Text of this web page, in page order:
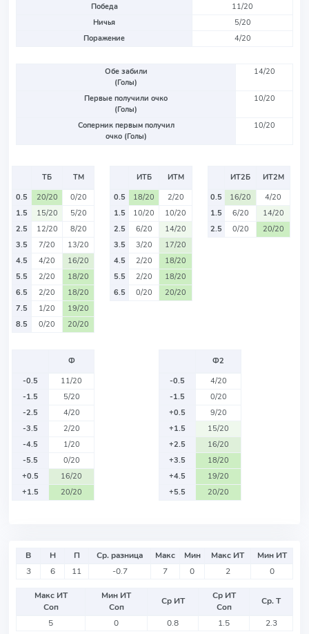
Победа
11/20
Ничья
5/20
Поражение
4/20
Обе забили
(Голы)
14/20
Первые получили очко
(Голы)
10/20
Соперник первым получил
очко (Голы)
10/20
ТБ
ТМ
0.5
20/20
0/20
1.5
15/20
5/20
2.5
12/20
8/20
3.5
7/20
13/20
4.5
4/20
16/20
5.5
2/20
18/20
6.5
2/20
18/20
7.5
1/20
19/20
8.5
0/20 20/20
ИТБ
ИТМ
0.5
18/20
2/20
1.5
10/20
10/20
2.5
6/20
14/20
3.5
3/20
17/20
4.5
2/20
18/20
5.5
2/20
18/20
6.5
0/20 20/20
ИТ2Б
ИТ2М
0.5
16/20
4/20
1.5
6/20
14/20
2.5
0/20 20/20
Ф
-0.5
11/20
-1.5
5/20
-2.5
4/20
-3.5
2/20
-4.5
1/20
-5.5
0/20
+0.5
16/20
+1.5
20/20
Ф2
-0.5
4/20
-1.5
0/20
+0.5
9/20
+1.5
15/20
+2.5
16/20
+3.5
18/20
+4.5
19/20
+5.5
20/20
В Н П Ср. разница Макс Мин Макс ИТ
Мин ИТ
3
6 11 -0.7 7 0 2 0
Макс ИТ
Соп
Мин ИТ
Соп
Ср ИТ
Ср ИТ
Соп
Ср. Т
5
0 0.8 1.5 2.3